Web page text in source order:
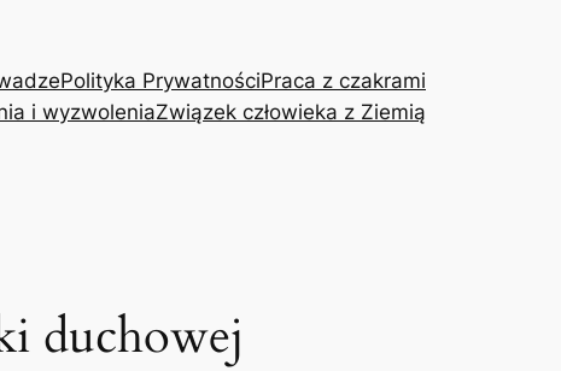
Polityka PrywatnościPraca z czakrami
i wyzwoleniaZwiązek człowieka z Ziemią
duchowej